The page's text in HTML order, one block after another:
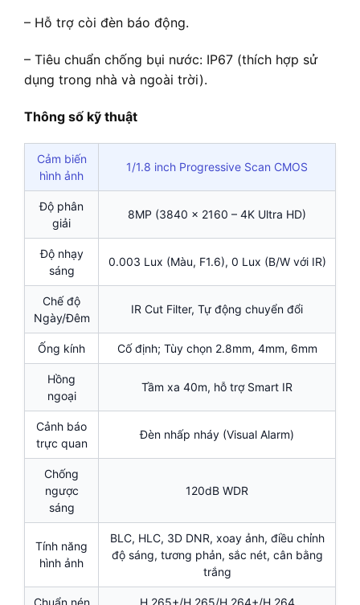
– Hỗ trợ còi đèn báo động.
– Tiêu chuẩn chống bụi nước: IP67 (thích hợp sử
dụng trong nhà và ngoài trời).
Thông số kỹ thuật
Cảm biến
hình ảnh
1/1.8 inch Progressive Scan CMOS
Độ phân
giải
8MP (3840 × 2160 – 4K Ultra HD)
Độ nhạy
sáng
0.003 Lux (Màu, F1.6), 0 Lux (B/W với IR)
Chế độ
Ngày/Đêm
IR Cut Filter, Tự động chuyển đổi
Ống kính Cố định; Tùy chọn 2.8mm, 4mm, 6mm
Hồng
ngoại
Tầm xa 40m, hỗ trợ Smart IR
Cảnh báo
trực quan
Đèn nhấp nháy (Visual Alarm)
Chống
ngược
sáng
120dB WDR
Tính năng
hình ảnh
BLC, HLC, 3D DNR, xoay ảnh, điều chỉnh
độ sáng, tương phản, sắc nét, cân bằng
trắng